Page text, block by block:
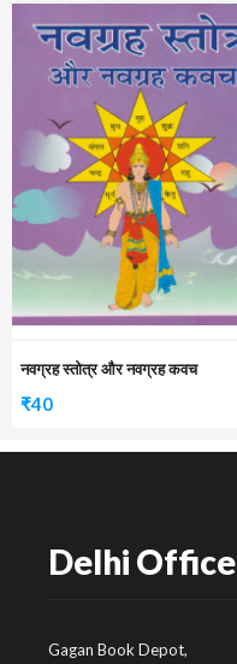
नवग्रह स्तोत्र और नवग्रह कवच
₹40
Delhi Office
Gagan Book Depot,